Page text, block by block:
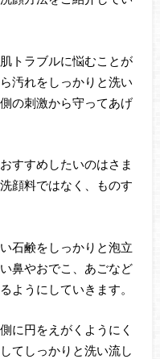
トラブルに悩むことが
汚れをしっかりと洗い
の刺激から守ってあげ
すすめしたいのはさま
顔料ではなく、ものす
石鹸をしっかりと泡立
鼻やおでこ、あごなど
ようにしていきます。
に円をえがくようにく
てしっかりと洗い流し